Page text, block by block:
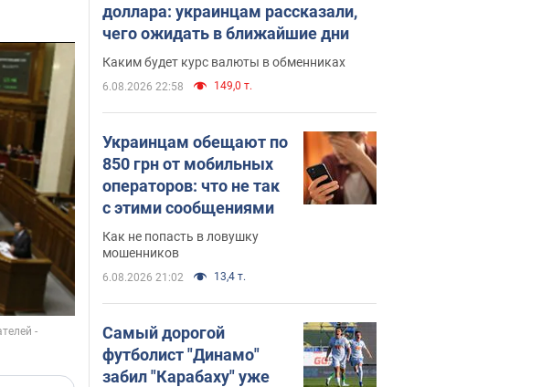
доллара: украинцам рассказали,
чего ожидать в ближайшие дни
Каким будет курс валюты в обменниках
6.08.2026 22:58 149,0 т.
Украинцам обещают по
850 грн от мобильных
операторов: что не так
с этими сообщениями
Как не попасть в ловушку
мошенников
6.08.2026 21:02 13,4 т.
Самый дорогой
футболист "Динамо"
забил "Карабаху" уже